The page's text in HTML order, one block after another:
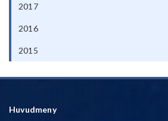
2017
2016
2015
Huvudmeny